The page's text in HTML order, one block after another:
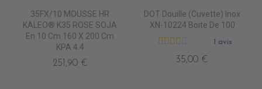
35FX/10 MOUSSE HR
KALEO® K35 ROSE SOJA
En 10 Cm 160 X 200 Cm
KPA 4.4
251,90 €
DOT Douille (Cuvette) Inox
XN-10224 Boite De 100
1 avis
35,00 €